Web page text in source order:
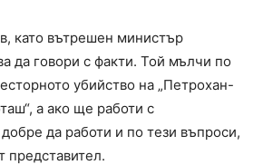
като вътрешен министър
да говори с факти. Той мълчи по
убийство на „Петрохан-
а ако ще работи с
да работи и по тези въпроси,
представител.